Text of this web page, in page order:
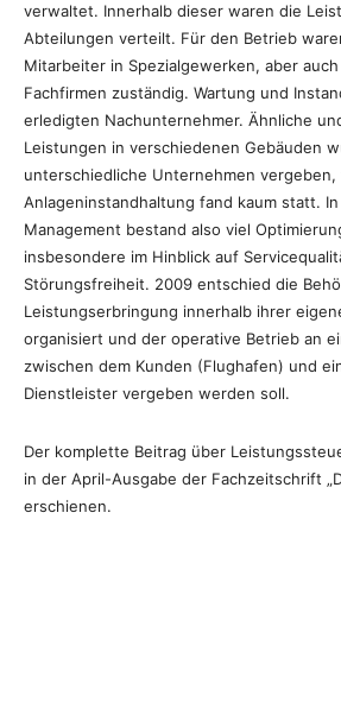
verwaltet. Innerhalb dieser waren die
Abteilungen verteilt. Für den Betrieb
Mitarbeiter in Spezialgewerken, aber
Fachfirmen zuständig. Wartung und
erledigten Nachunternehmer. Ähnliche
Leistungen in verschiedenen Gebäuden
unterschiedliche Unternehmen vergeben,
Anlageninstandhaltung fand kaum statt.
Management bestand also viel
insbesondere im Hinblick auf
Störungsfreiheit. 2009 entschied die
Leistungserbringung innerhalb ihrer
organisiert und der operative Betrieb an
zwischen dem Kunden (Flughafen) und
Dienstleister vergeben werden soll.
Der komplette Beitrag über
in der April-Ausgabe der Fachzeitschrift
erschienen.